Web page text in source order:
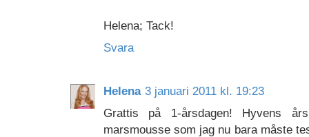
Helena; Tack!
Svara
Helena 3 januari 2011 kl. 19:23
Grattis på 1-årsdagen! Hyvens
marsmousse som jag nu bara måste